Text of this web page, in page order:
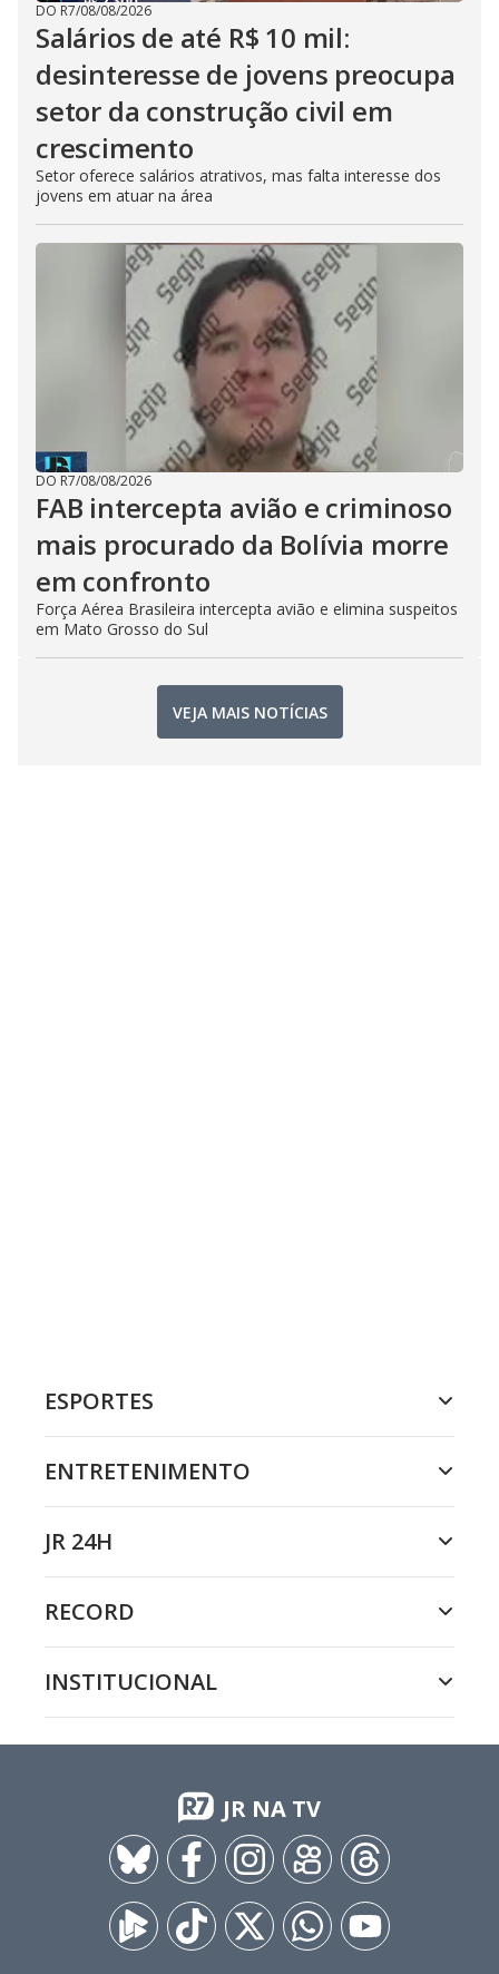
DO R7/08/08/2026
Salários de até R$ 10 mil:
desinteresse de jovens preocupa
setor da construção civil em
crescimento
Setor oferece salários atrativos, mas falta interesse dos
jovens em atuar na área
DO R7/08/08/2026
FAB intercepta avião e criminoso
mais procurado da Bolívia morre
em confronto
Força Aérea Brasileira intercepta avião e elimina suspeitos
em Mato Grosso do Sul
VEJA MAIS NOTÍCIAS
ESPORTES
ENTRETENIMENTO
JR 24H
RECORD
INSTITUCIONAL
JR NA TV